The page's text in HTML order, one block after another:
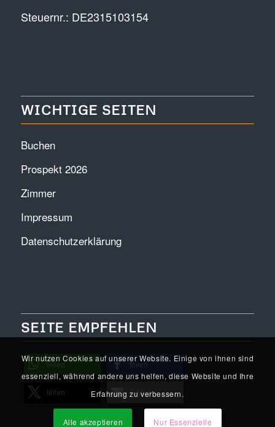
Steuernr.: DE2315103154
WICHTIGE SEITEN
Buchen
Prospekt 2026
Zimmer
Impressum
Datenschutzerklärung
SEITE EMPFEHLEN
teilen teilen
teilen E-Mail
Wir nutzen Cookies auf unserer Website. Einige von ihnen sind
essenziell, während andere uns helfen, diese Website und Ihre
Erfahrung zu verbessern.
Alle akzeptieren Nur Essenzielle